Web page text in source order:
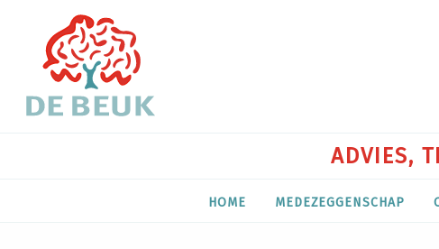
ADVIES,
HOME MEDEZEGGENSCHAP